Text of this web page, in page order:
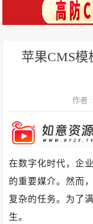
苹果CMS模
作者 :
在数字化时代，企
的重要媒介。然而
复杂的任务。为了
生。